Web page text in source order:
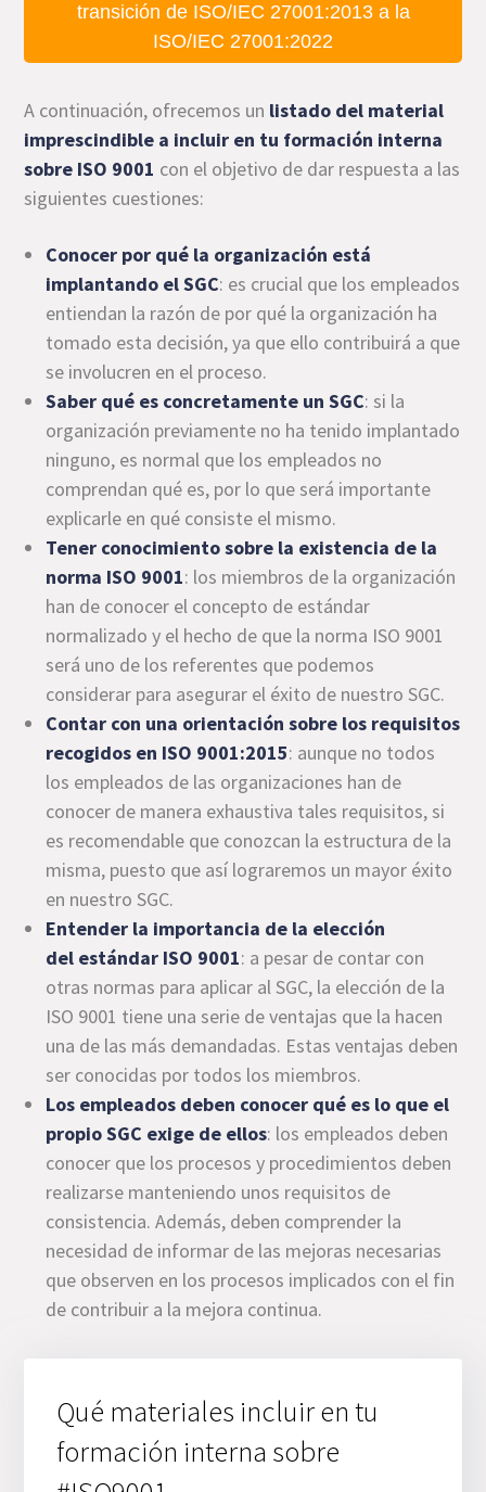
transición de ISO/IEC 27001:2013 a la
ISO/IEC 27001:2022
A continuación, ofrecemos un listado del material
imprescindible a incluir en tu formación interna
sobre ISO 9001 con el objetivo de dar respuesta a las
siguientes cuestiones:
Conocer por qué la organización está
implantando el SGC: es crucial que los empleados
entiendan la razón de por qué la organización ha
tomado esta decisión, ya que ello contribuirá a que
se involucren en el proceso.
Saber qué es concretamente un SGC: si la
organización previamente no ha tenido implantado
ninguno, es normal que los empleados no
comprendan qué es, por lo que será importante
explicarle en qué consiste el mismo.
Tener conocimiento sobre la existencia de la
norma ISO 9001: los miembros de la organización
han de conocer el concepto de estándar
normalizado y el hecho de que la norma ISO 9001
será uno de los referentes que podemos
considerar para asegurar el éxito de nuestro SGC.
Contar con una orientación sobre los requisitos
recogidos en ISO 9001:2015: aunque no todos
los empleados de las organizaciones han de
conocer de manera exhaustiva tales requisitos, si
es recomendable que conozcan la estructura de la
misma, puesto que así lograremos un mayor éxito
en nuestro SGC.
Entender la importancia de la elección
del estándar ISO 9001: a pesar de contar con
otras normas para aplicar al SGC, la elección de la
ISO 9001 tiene una serie de ventajas que la hacen
una de las más demandadas. Estas ventajas deben
ser conocidas por todos los miembros.
Los empleados deben conocer qué es lo que el
propio SGC exige de ellos: los empleados deben
conocer que los procesos y procedimientos deben
realizarse manteniendo unos requisitos de
consistencia. Además, deben comprender la
necesidad de informar de las mejoras necesarias
que observen en los procesos implicados con el fin
de contribuir a la mejora continua.
Qué materiales incluir en tu
formación interna sobre